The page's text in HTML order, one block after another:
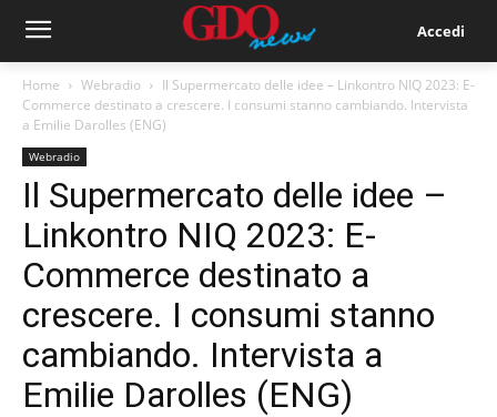
Accedi
Home Webradio
Il Supermercato delle idee – Linkontro NIQ 2023: E-
Commerce destinato a crescere. I consumi stanno cambiando. Intervista
a Emilie Darolles (ENG)
Webradio
Il Supermercato delle idee –
Linkontro NIQ 2023: E-
Commerce destinato a
crescere. I consumi stanno
cambiando. Intervista a
Emilie Darolles (ENG)